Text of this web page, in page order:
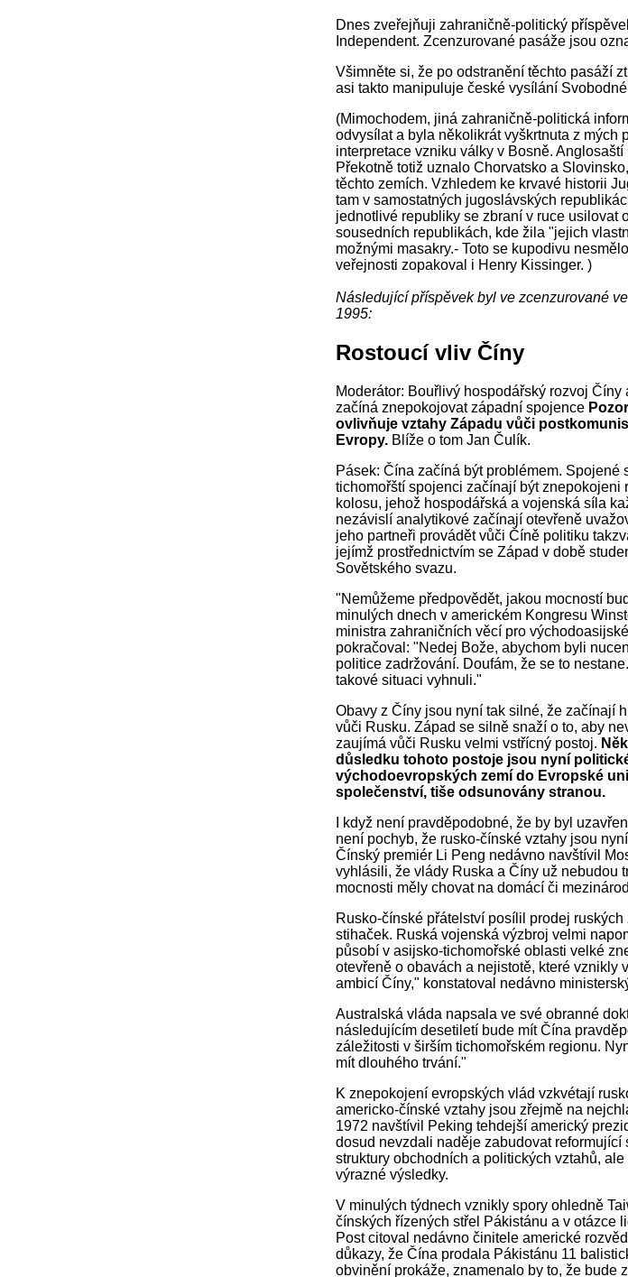
Dnes zveřejňuji zahraničně-politický
Independent. Zcenzurované pasáže jsou
Všimněte si, že po odstranění těchto pasáží
asi takto manipuluje české vysílání
(Mimochodem, jiná zahraničně-politická
odvysílat a byla několikrát vyškrtnuta z mých
interpretace vzniku války v Bosně.
Překotně totiž uznalo Chorvatsko a
těchto zemích. Vzhledem ke krvavé historii
tam v samostatných jugoslávských
jednotlivé republiky se zbraní v ruce usilovat
sousedních republikách, kde žila "jejich
možnými masakry.- Toto se kupodivu
veřejnosti zopakoval i Henry Kissinger. )
Následující příspěvek byl ve zcenzurované
1995:
Rostoucí vliv Číny
Moderátor: Bouřlivý hospodářský rozvoj
začíná znepokojovat západní spojence
ovlivňuje vztahy Západu vůči
Evropy. Blíže o tom Jan Čulík.
Pásek: Čína začíná být problémem.
tichomořští spojenci začínají být znepokojeni
kolosu, jehož hospodářská a vojenská síla
nezávislí analytikové začínají otevřeně
jeho partneři provádět vůči Číně politiku
jejímž prostřednictvím se Západ v době
Sovětského svazu.
"Nemůžeme předpovědět, jakou mocností
minulých dnech v americkém Kongresu
ministra zahraničních věcí pro
pokračoval: "Nedej Bože, abychom byli
politice zadržování. Doufám, že se to
takové situaci vyhnuli."
Obavy z Číny jsou nyní tak silné, že začínají
vůči Rusku. Západ se silně snaží o to, aby
zaujímá vůči Rusku velmi vstřícný postoj.
důsledku tohoto postoje jsou nyní
východoevropských zemí do Evropské
společenství, tiše odsunovány stranou.
I když není pravděpodobné, že by byl
není pochyb, že rusko-čínské vztahy jsou
Čínský premiér Li Peng nedávno navštívil
vyhlásili, že vlády Ruska a Číny už nebudou
mocnosti měly chovat na domácí či
Rusko-čínské přátelství posílil prodej
stihaček. Ruská vojenská výzbroj velmi
působí v asijsko-tichomořské oblasti velké
otevřeně o obavách a nejistotě, které vznikly
ambicí Číny," konstatoval nedávno
Australská vláda napsala ve své obranné
následujícím desetiletí bude mít Čína
záležitosti v širším tichomořském regionu.
mít dlouhého trvání."
K znepokojení evropských vlád vzkvétají
americko-čínské vztahy jsou zřejmě na
1972 navštívil Peking tehdejší americký
dosud nevzdali naděje zabudovat
struktury obchodních a politických vztahů,
výrazné výsledky.
V minulých týdnech vznikly spory ohledně
čínských řízených střel Pákistánu a v otázce
Post citoval nedávno činitele americké
důkazy, že Čína prodala Pákistánu 11
obvinění prokáže, znamenalo by to, že bude